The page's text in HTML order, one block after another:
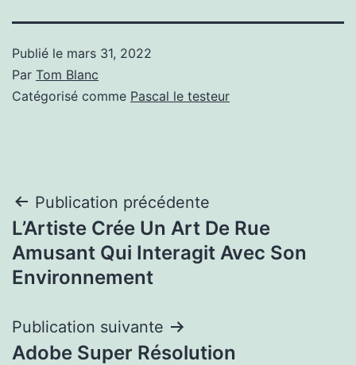
Publié le mars 31, 2022
Par Tom Blanc
Catégorisé comme Pascal le testeur
Navigation
de
l’article
Publication précédente
L’Artiste Crée Un Art De Rue
Amusant Qui Interagit Avec Son
Environnement
Publication suivante
Adobe Super Résolution